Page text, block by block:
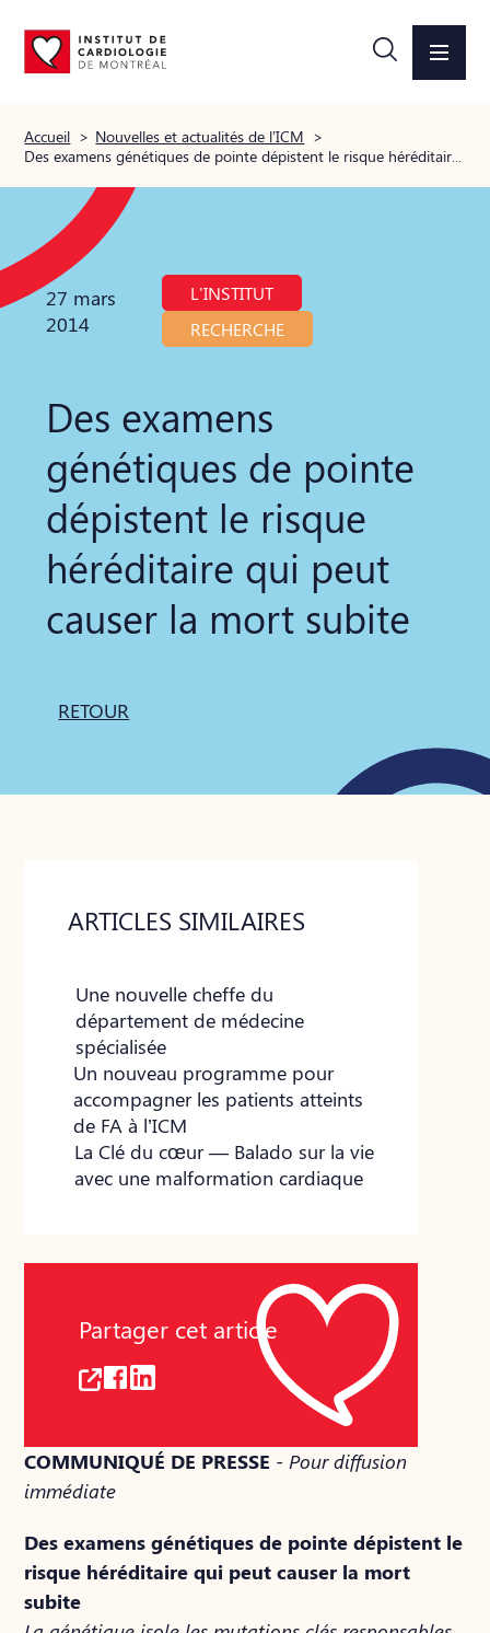
Accueil > Nouvelles et actualités de l’ICM >
27 mars
2014
L'INSTITUT
RECHERCHE
Des examens
génétiques de pointe
dépistent le risque
héréditaire qui peut
causer la mort subite
RETOUR
ARTICLES SIMILAIRES
Une nouvelle cheffe du
département de médecine
spécialisée
Un nouveau programme pour
accompagner les patients atteints
de FA à l’ICM
La Clé du cœur — Balado sur la vie
avec une malformation cardiaque
Partager cet article
COMMUNIQUÉ DE PRESSE - Pour diffusion
immédiate
Des examens génétiques de pointe dépistent le
risque héréditaire qui peut causer la mort
subite